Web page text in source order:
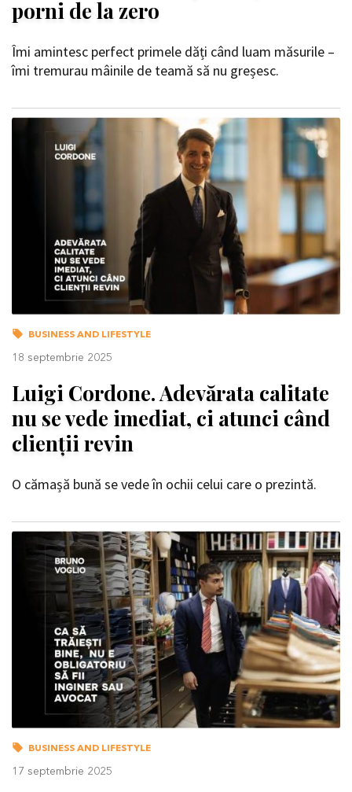
porni de la zero
Îmi amintesc perfect primele dăți când luam măsurile –
îmi tremurau mâinile de teamă să nu greșesc.
BUSINESS AND LIFESTYLE
18 septembrie 2025
Luigi Cordone. Adevărata calitate
nu se vede imediat, ci atunci când
clienții revin
O cămașă bună se vede în ochii celui care o prezintă.
BUSINESS AND LIFESTYLE
17 septembrie 2025